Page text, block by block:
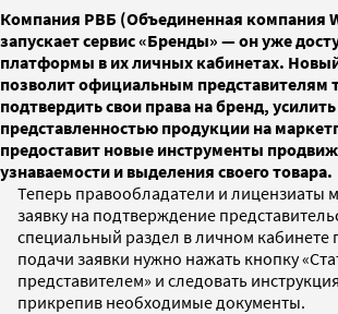
Компания РВБ (Объединенная компания
запускает сервис «Бренды» — он уже
платформы в их личных кабинетах.
позволит официальным представителям
подтвердить свои права на бренд,
представленностью продукции на
предоставит новые инструменты
узнаваемости и выделения своего товара.
Теперь правообладатели и лицензиаты
заявку на подтверждение
специальный раздел в личном кабинете
подачи заявки нужно нажать кнопку
представителем» и следовать
прикрепив необходимые документы.